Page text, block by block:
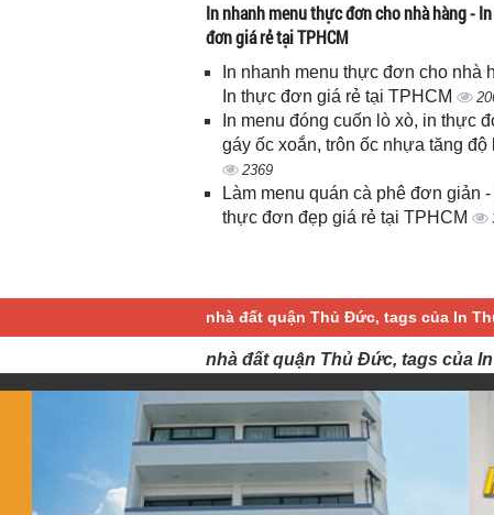
In nhanh menu thực đơn cho nhà hàng -
đơn giá rẻ tại TPHCM
In nhanh menu thực đơn cho nhà
In thực đơn giá rẻ tại TPHCM
In menu đóng cuốn lò xò, in thực
gáy ốc xoắn, trôn ốc nhựa tăng độ
2369
Làm menu quán cà phê đơn giản -
thực đơn đẹp giá rẻ tại TPHCM
nhà đất quận Thủ Đức, tags của In
nhà đất quận Thủ Đức, tags của